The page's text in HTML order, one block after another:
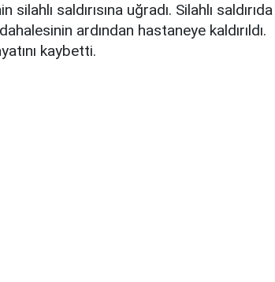
saldırısına uğradı. Silahlı saldırıda
ardından hastaneye kaldırıldı.
kaybetti.